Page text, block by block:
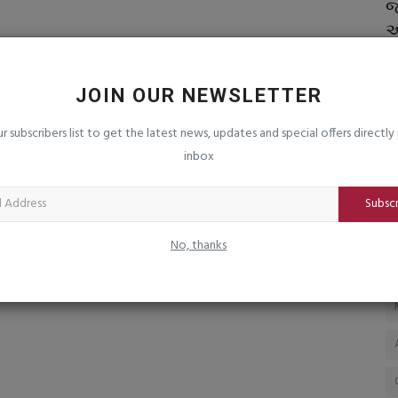
JOIN OUR NEWSLETTER
subscribers list to get the latest news, updates and special offers directly
inbox
No, thanks
ઘરમાં અને ઓફિસમાં વધુ સમય પસાર કરવાથી શરીરમાં શું થઈ શકે છે